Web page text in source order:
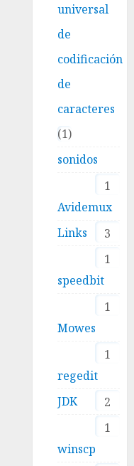
universal
de
codificación
de
caracteres
1
sonidos
1
Avidemux
3
Links
1
speedbit
1
Mowes
1
regedit
2
JDK
1
winscp